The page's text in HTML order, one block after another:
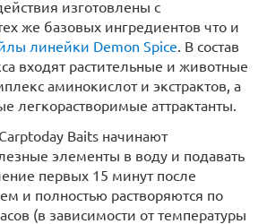
изготовлены с
же базовых ингредиентов что и
линейки Demon Spice . В состав
входят растительные и животные
аминокислот и экстрактов, а
легкорастворимые аттрактанты.
Baits начинают
элементы в воду и подавать
первых 15 минут после
и полностью растворяются по
(в зависимости от температуры